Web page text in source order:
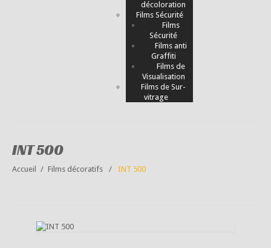
décoloration
Films Sécurité
Films
Sécurité
Films anti
Graffiti
Films de
Visualisation
Films de Sur-
vitrage
INT 500
Accueil Films décoratifs INT 500